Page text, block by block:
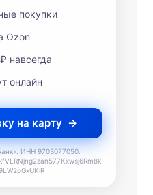
покупки
Ozon
навсегда
онлайн
на карту
ИНН 9703077050.